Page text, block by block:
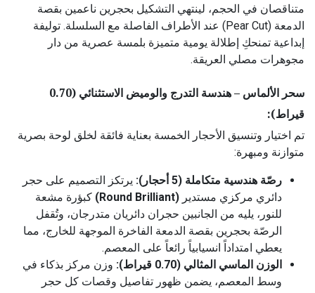
متناقصان في الحجم، لينتهي التشكيل بحجرين ناعمين بقصة
الدمعة (Pear Cut) عند الأطراف الفاصلة مع السلسلة. توليفة
إبداعية تمنحكِ إطلالة يومية متميزة بلمسة عصرية من دار
مجوهرات مصلي العريقة.
سحر الألماس – هندسة التدرج والوميض الاستثنائي (0.70
قيراط):
تم اختيار وتنسيق الأحجار الخمسة بعناية فائقة لخلق لوحة بصرية
متوازنة ومبهرة:
رصّة هندسية متكاملة (5 أحجار):
يرتكز التصميم على حجر
دائري مركزي مستدير (Round Brilliant)
كبؤرة مشعة
للنور، يليه من الجانبين حجران دائريان متدرجان، وتُقفل
الرصّة بحجرين بقصة الدمعة الفاخرة الموجهة للخارج، مما
يعطي امتداداً انسيابياً رائعاً على المعصم.
الوزن الماسي المثالي (0.70 قيراط):
وزن مركز بذكاء في
وسط المعصم، يضمن ظهور تفاصيل وقصات كل حجر